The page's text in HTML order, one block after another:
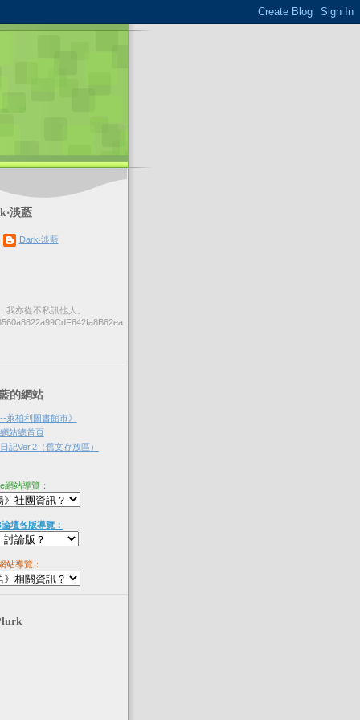
淡藍
Dark‧淡藍
我亦從不私訊他人。
的網站
萊柏利圖書館市》
站總首頁
記Ver.2（舊文存放區）
網站導覽：
壇各版導覽：
站導覽：